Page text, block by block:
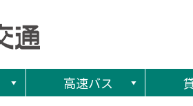
高速バス